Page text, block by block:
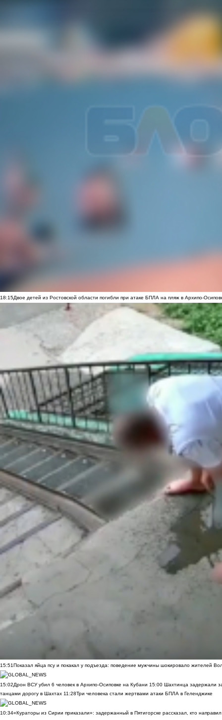
18:15Двое детей из Ростовской области погибли при атаке БПЛА на пляж в Архипо-
15:51Показал яйца псу и покакал у подъезда: поведение мужчины шокировало жителей
15:02Дрон ВСУ убил 6 человек в Архипо-Осиповке на Кубани 15:00 Шахтинца задержали
танцами дорогу в Шахтах 11:28Три человека стали жертвами атаки БПЛА в Геленджике
10:34«Кураторы из Сирии приказали»: задержанный в Пятигорске рассказал, кто направил